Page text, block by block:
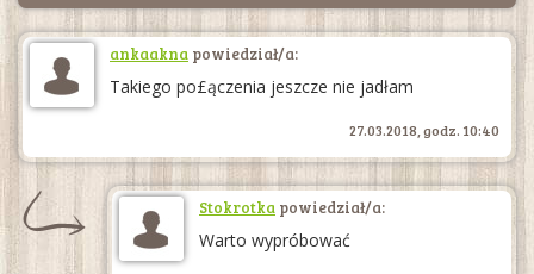
ankaakna powiedział/a:
Takiego po£ączenia jeszcze nie jadłam
27.03.2018, godz. 10:40
Stokrotka powiedział/a:
Warto wypróbować